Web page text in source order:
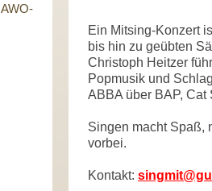
Ein Mitsing-Konzert
bis hin zu geübten
Christoph Heitzer
Popmusik und
ABBA über BAP,
Singen macht Spaß,
vorbei.
Kontakt: